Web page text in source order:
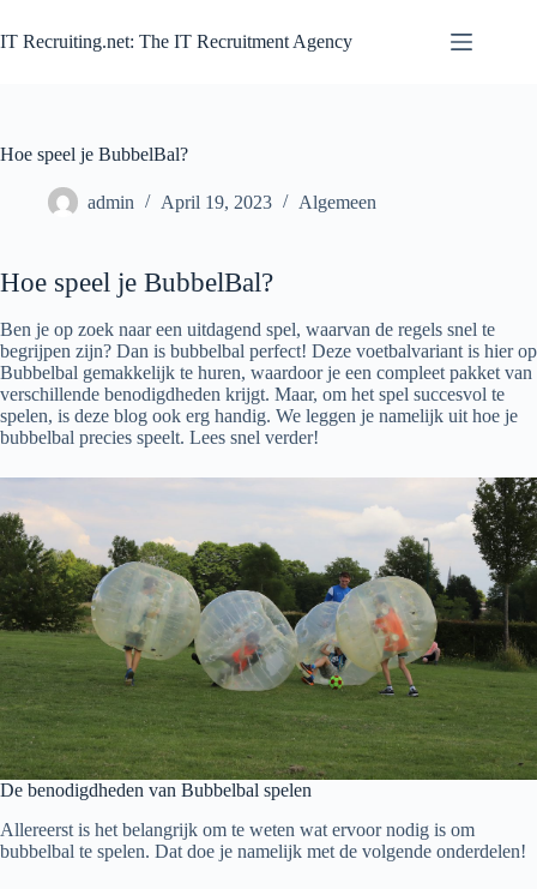
Inhalt
springen
IT Recruiting.net: The IT Recruitment Agency
Hoe speel je BubbelBal?
admin April 19, 2023 Algemeen
Hoe speel je BubbelBal?
Ben je op zoek naar een uitdagend spel, waarvan de regels snel te
begrijpen zijn? Dan is bubbelbal perfect! Deze voetbalvariant is hier op
Bubbelbal gemakkelijk te huren, waardoor je een compleet pakket van
verschillende benodigdheden krijgt. Maar, om het spel succesvol te
spelen, is deze blog ook erg handig. We leggen je namelijk uit hoe je
bubbelbal precies speelt. Lees snel verder!
De benodigdheden van Bubbelbal spelen
Allereerst is het belangrijk om te weten wat ervoor nodig is om
bubbelbal te spelen. Dat doe je namelijk met de volgende onderdelen!